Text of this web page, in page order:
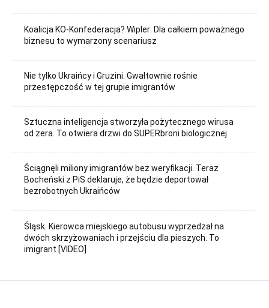
Koalicja KO-Konfederacja? Wipler: Dla całkiem poważnego
biznesu to wymarzony scenariusz
Nie tylko Ukraińcy i Gruzini. Gwałtownie rośnie
przestępczość w tej grupie imigrantów
Sztuczna inteligencja stworzyła pożytecznego wirusa
od zera. To otwiera drzwi do SUPERbroni biologicznej
Ściągnęli miliony imigrantów bez weryfikacji. Teraz
Bocheński z PiS deklaruje, że będzie deportował
bezrobotnych Ukraińców
Śląsk. Kierowca miejskiego autobusu wyprzedzał na
dwóch skrzyżowaniach i przejściu dla pieszych. To
imigrant [VIDEO]